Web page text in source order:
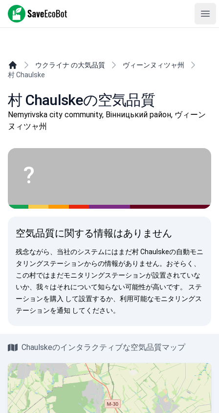
SaveEcoBot
ウクライナ の大気品質
ヴィーンヌィツャ州
村 Chaulske
村 Chaulskeの空気品質
Nemyrivska city community, Вінницький район, ヴィーン
ヌィツャ州
?
空気品質に関する情報はありません
残念ながら、当社のシステムにはまだ村 Chaulskeの自動モニ
タリングステーションからの情報がありません。おそらく、
この村ではまだモニタリングステーションが設置されていな
いか、我々はそれについて知らない可能性が高いです。
ステ
ーションを購入 して設置するか、利用可能なモニタリングス
テーションを通知 してください。
Chaulskeのインタラクティブな空気品質マップ